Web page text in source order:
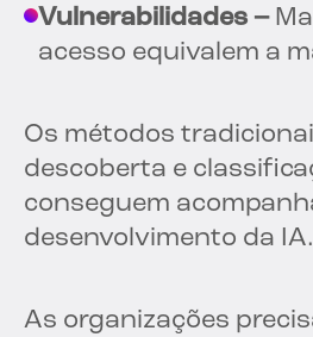
Vulnerabilidades –
acesso equivalem a
Os métodos
descoberta e
conseguem
desenvolvimento da IA.
As organizações